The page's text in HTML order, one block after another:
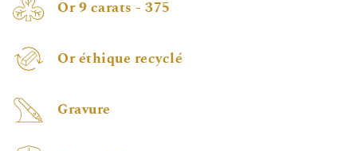
Or 9 carats - 375
Or éthique recyclé
Gravure